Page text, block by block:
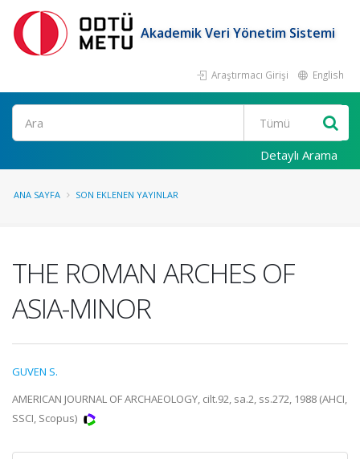
Akademik Veri Yönetim Sistemi
Araştırmacı Girişi English
Ara
Detaylı Arama
ANA SAYFA SON EKLENEN YAYINLAR
THE ROMAN ARCHES OF
ASIA-MINOR
GUVEN S.
AMERICAN JOURNAL OF ARCHAEOLOGY, cilt.92, sa.2, ss.272, 1988 (AHCI,
SSCI, Scopus)